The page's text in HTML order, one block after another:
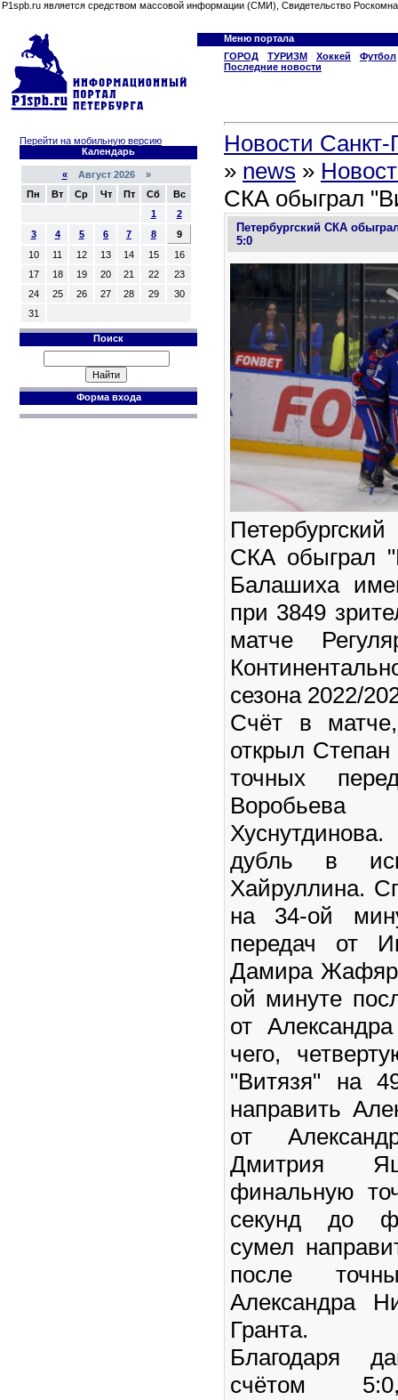
P1spb.ru является средством массовой информации (СМИ), Свидетельство
Меню портала
ГОРОД
ТУРИЗМ Хоккей
Футбол
Последние новости
Перейти на мобильную версию
Календарь
«Август 2026 »
Пн
Вт Ср Чт Пт Сб
Вс
1
2
3
4 5 6 7 8
9
10
11 12 13 14 15
16
17
18 19 20 21 22
23
24
25 26 27 28 29
30
31
Поиск
Форма входа
Новости Санкт-
» news »
СКА обыграл
Петербургский СКА
5:0
СКА обыграл
Балашиха
при 3849
матче
сезона 2022/
Счёт в
открыл
точных
дубль в
Хайруллина.
на 34-ой
передач от
Дамира
ой минуте
от
чего,
"Витязя" на
направить
от
Дмитрия
финальную
секунд до
сумел
после
Александра
Гранта.
Благодаря
счётом 5:0,